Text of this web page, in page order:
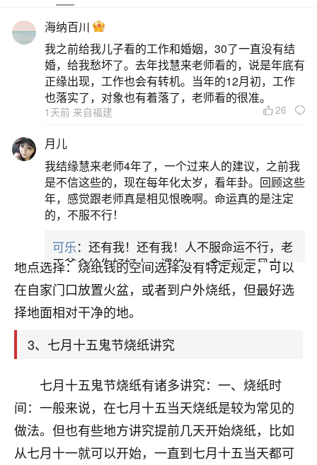
月十五在中国文化中是鬼节，通常人们会通过各种
仪式来纪念先人，比如烧纸钱、祭拜等。这些活动
旨在表达对祖先的敬意和怀念，而不是通过焚烧个
人物品来寄托
2、鬼节烧纸的讲究
三、鬼节烧纸的讲究1.时间选择：烧纸钱要尽
早进行，太早或太晚都不宜。最佳时间是傍晚，太
阳刚刚落山，阳气消退，阴气未至，这样烧纸钱的
效果最佳。晚上7点半之后就不建议外出烧纸了。2.
地点选择：烧纸钱的空间选择没有特定规定，可以
在自家门口放置火盆，或者到户外烧纸，但最好选
择地面相对干净的地。
3、七月十五鬼节烧纸讲究
七月十五鬼节烧纸有诸多讲究：一、烧纸时
间：一般来说，在七月十五当天烧纸是较为常见的
做法。但也有些地方讲究提前几天开始烧纸，比如
从七月十一就可以开始，一直到七月十五当天都可
海纳百川
我之前给我儿子看的工作和婚姻，30了一直没有结
婚，给我愁坏了。去年找慧来老师看的，说是年底有
正缘出现，工作也会有转机。当年的12月初，工作
也落实了，对象也有着落了，老师看的很准。
1天前 来自福建 26
月儿
我结缘慧来老师4年了，一个过来人的建议，之前我
是不信这些的，现在每年化太岁，看年卦。回顾这些
年，感觉跟老师真是相见恨晚啊。命运真的是注定
的，不服不行！
可乐：还有我！还有我！人不服命运不行，老
天爷会给你好好上一课的。一命二运三风水，
哪样不服都不行！
平安是福：我也是每年找老师化太岁，看年
卦，认识老师3年了，都是缘分啊！
17分钟前 来自湖北
心若莲花
我是做餐饮的，这两年，生意屡屡受挫，店开一家关
一家，要么生意不好，生意好的就出事。前些年攒的
家底快败光了，真是倒霉！我也想找人看看到底怎么
回事？